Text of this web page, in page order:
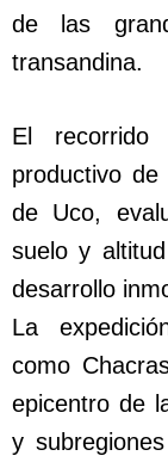
de las
transandina.
El
productivo
de Uco,
suelo y
desarrollo
La
como
epicentro de
y